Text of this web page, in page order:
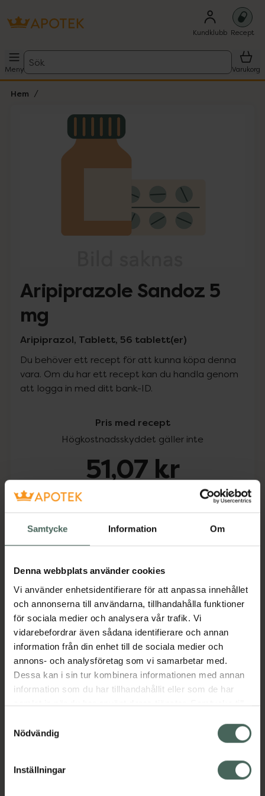
Samtycke Information Om
Denna webbplats använder cookies
Vi använder enhetsidentifierare för att anpassa innehållet
och annonserna till användarna, tillhandahålla funktioner
för sociala medier och analysera vår trafik. Vi
vidarebefordrar även sådana identifierare och annan
information från din enhet till de sociala medier och
annons- och analysföretag som vi samarbetar med.
Dessa kan i sin tur kombinera informationen med annan
information som du har tillhandahållit eller som de har
samlat in när du har använt deras tjänster. Samtycke till
återkalla ditt samtycke via webbplatsens
cookieinställningar. Ett återkallat samtycke påverkar inte
lagligheten av behandling som skett innan återkallelsen.
Nödvändig
Inställningar
Kundklubb Recept
Meny
Sök
Varukorg
Hem
Lista: . Innehåller 1 objekt.
Aripiprazole Sandoz 5
mg
Aripiprazol, Tablett, 56 tablett(er)
Du behöver ett recept för att kunna köpa denna
vara. Om du har ett recept kan du handla genom
att logga in med ditt bank-ID.
Pris med recept
Högkostnadsskyddet gäller inte
51,07 kr
Köp via ditt recept
Aktuella erbjudanden
Beskrivning Dölj
Läs alltid bipacksedeln innan
användning.
EAN:07046265793526
Bipacksedel från FASS Visa